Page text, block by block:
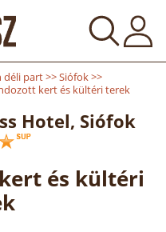
déli part>>Siófok>>
kert és kültéri terek
Hotel, Siófok
és kültéri